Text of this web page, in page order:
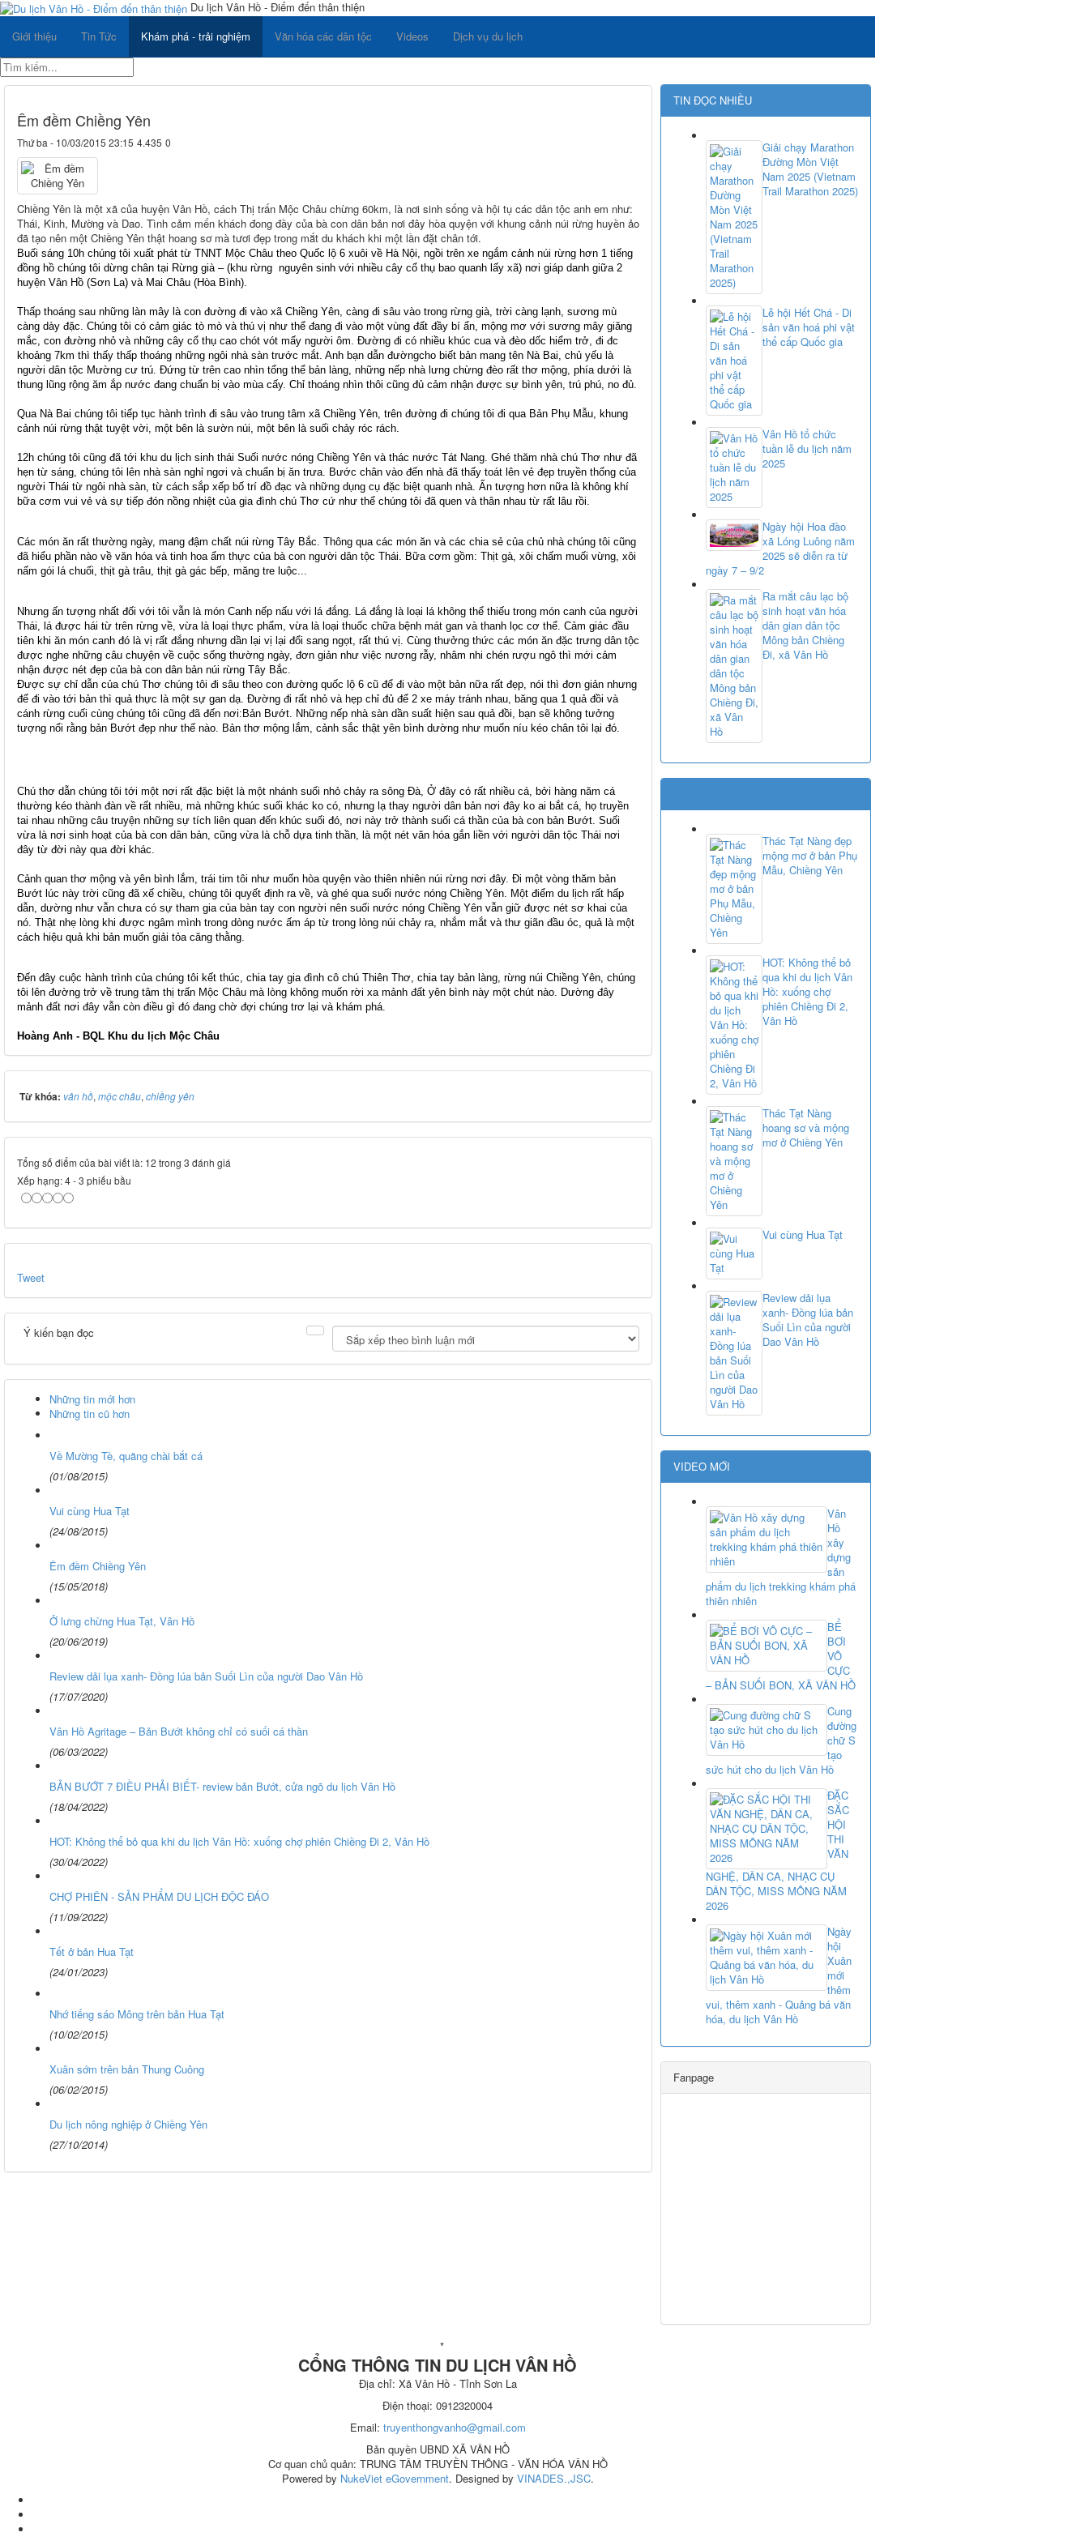
Du lịch Vân Hồ - Điểm đến thân thiện
Giới thiệu
Tin Tức Khám phá - trải nghiệm Văn hóa các dân tộc Videos Dịch vụ du lịch
Êm đềm Chiềng Yên
Thứ ba - 10/03/2015 23:15 4.435 0
Chiềng Yên là một xã của huyện Vân Hồ, cách Thị trấn Mộc Châu chừng 60km, là nơi sinh sống và hội tụ các dân tộc anh em như:
Thái, Kinh, Mường và Dao. Tình cảm mến khách đong đầy của bà con dân bản nơi đây hòa quyện với khung cảnh núi rừng huyền ảo
đã tạo nên một Chiềng Yên thật hoang sơ mà tươi đẹp trong mắt du khách khi một lần đặt chân tới.
Buối sáng 10h chúng tôi xuất phát từ TNNT Mộc Châu theo Quốc lộ 6 xuôi về Hà Nội, ngồi trên xe ngắm cảnh núi rừng hơn 1 tiếng
đồng hồ chúng tôi dừng chân tại Rừng già – (khu rừng nguyên sinh với nhiều cây cổ thụ bao quanh lấy xã) nơi giáp danh giữa 2
huyện Vân Hồ (Sơn La) và Mai Châu (Hòa Bình).
Thấp thoáng sau những làn mây là con đường đi vào xã Chiềng Yên, càng đi sâu vào trong rừng già, trời càng lạnh, sương mù
càng dày đặc. Chúng tôi có cảm giác tò mò và thú vị như thể đang đi vào một vùng đất đầy bí ẩn, mộng mơ với sương mây giăng
mắc, con đường nhỏ và những cây cổ thụ cao chót vót mấy người ôm. Đường đi có nhiều khúc cua và đèo dốc hiểm trở, đi đc
khoảng 7km thì thấy thấp thoáng những ngôi nhà sàn trước mắt. Anh bạn dẫn đườngcho biết bản mang tên Nà Bai, chủ yếu là
người dân tộc Mường cư trú. Đứng từ trên cao nhìn tổng thể bản làng, những nếp nhà lưng chừng đèo rất thơ mộng, phía dưới là
thung lũng rộng ăm ắp nước đang chuẩn bị vào mùa cấy. Chỉ thoáng nhìn thôi cũng đủ cảm nhận được sự bình yên, trú phú, no đủ.
Qua Nà Bai chúng tôi tiếp tục hành trình đi sâu vào trung tâm xã Chiềng Yên, trên đường đi chúng tôi đi qua Bản Phụ Mẫu, khung
cảnh núi rừng thật tuyệt vời, một bên là sườn núi, một bên là suối chảy róc rách.
12h chúng tôi cũng đã tới khu du lịch sinh thái Suối nước nóng Chiềng Yên và thác nước Tát Nang. Ghé thăm nhà chú Thơ như đã
hẹn từ sáng, chúng tôi lên nhà sàn nghỉ ngơi và chuẩn bị ăn trưa. Bước chân vào đến nhà đã thấy toát lên vẻ đẹp truyền thống của
người Thái từ ngôi nhà sàn, từ cách sắp xếp bố trí đồ đạc và những dụng cụ đặc biệt quanh nhà. Ấn tượng hơn nữa là không khí
bữa cơm vui vẻ và sự tiếp đón nồng nhiệt của gia đình chú Thơ cứ như thể chúng tôi đã quen và thân nhau từ rất lâu rồi.
Các món ăn rất thường ngày, mang đậm chất núi rừng Tây Bắc. Thông qua các món ăn và các chia sẻ của chủ nhà chúng tôi cũng
đã hiểu phần nào về văn hóa và tinh hoa ẩm thực của bà con người dân tộc Thái. Bữa cơm gồm: Thịt gà, xôi chấm muối vừng, xôi
nấm gói lá chuối, thịt gà trâu, thịt gà gác bếp, măng tre luộc...
Nhưng ấn tượng nhất đối với tôi vẫn là món Canh nếp nấu với lá đắng. Lá đắng là loại lá không thể thiếu trong món canh của người
Thái, lá được hái từ trên rừng về, vừa là loại thực phẩm, vừa là loại thuốc chữa bệnh mát gan và thanh lọc cơ thể. Cảm giác đầu
tiên khi ăn món canh đó là vị rất đắng nhưng dần lại vị lại đổi sang ngọt, rất thú vị. Cùng thưởng thức các món ăn đặc trưng dân tộc
được nghe những câu chuyện về cuộc sống thường ngày, đơn giản như việc nương rẫy, nhâm nhi chén rượu ngô thì mới cảm
nhận được nét đẹp của bà con dân bản núi rừng Tây Bắc.
Được sự chỉ dẫn của chú Thơ chúng tôi đi sâu theo con đường quốc lộ 6 cũ để đi vào một bản nữa rất đẹp, nói thì đơn giản nhưng
để đi vào tới bản thì quả thực là một sự gan dạ. Đường đi rất nhỏ và hẹp chỉ đủ để 2 xe máy tránh nhau, băng qua 1 quả đồi và
cánh rừng cuối cùng chúng tôi cũng đã đến nơi:Bản Bướt. Những nếp nhà sàn dần suất hiện sau quả đồi, bạn sẽ không tưởng
tượng nổi rằng bản Bướt đẹp như thế nào. Bản thơ mộng lắm, cảnh sắc thật yên bình dường như muốn níu kéo chân tôi lại đó.
Chú thơ dẫn chúng tôi tới một nơi rất đặc biệt là một nhánh suối nhỏ chảy ra sông Đà, Ở đây có rất nhiều cá, bởi hàng năm cá
thường kéo thành đàn về rất nhiều, mà những khúc suối khác ko có, nhưng lạ thay người dân bản nơi đây ko ai bắt cá, họ truyền
tai nhau những câu truyện những sự tích liên quan đến khúc suối đó, nơi này trở thành suối cá thần của bà con bản Bướt. Suối
vừa là nơi sinh hoạt của bà con dân bản, cũng vừa là chỗ dựa tinh thần, là một nét văn hóa gắn liền với người dân tộc Thái nơi
đây từ đời này qua đời khác.
Cảnh quan thơ mộng và yên bình lắm, trái tim tôi như muốn hòa quyện vào thiên nhiên núi rừng nơi đây. Đi một vòng thăm bản
Bướt lúc này trời cũng đã xế chiều, chúng tôi quyết định ra về, và ghé qua suối nước nóng Chiềng Yên. Một điểm du lịch rất hấp
dẫn, dường như vẫn chưa có sự tham gia của bàn tay con người nên suối nước nóng Chiềng Yên vẫn giữ được nét sơ khai của
nó. Thật nhẹ lòng khi được ngâm mình trong dòng nước ấm áp từ trong lòng núi chảy ra, nhắm mắt và thư giãn đầu óc, quả là một
cách hiệu quả khi bản muốn giải tỏa căng thằng.
Đến đây cuộc hành trình của chúng tôi kết thúc, chia tay gia đình cô chú Thiên Thơ, chia tay bản làng, rừng núi Chiềng Yên, chúng
tôi lên đường trở về trung tâm thị trấn Mộc Châu mà lòng không muốn rời xa mảnh đất yên bình này một chút nào. Dường đây
mảnh đất nơi đây vẫn còn điều gì đó đang chờ đợi chúng trơ lại và khám phá.
Hoàng Anh - BQL Khu du lịch Mộc Châu
Từ khóa: vân hồ, mộc châu, chiềng yên
Tổng số điểm của bài viết là: 12 trong 3 đánh giá
Xếp hạng:4-3 phiếu bầu
Tweet
Ý kiến bạn đọc
Những tin mới hơn
Những tin cũ hơn
Về Mường Tè, quăng chài bắt cá
(01/08/2015)
Vui cùng Hua Tạt
(24/08/2015)
Êm đềm Chiềng Yên
(15/05/2018)
Ở lưng chừng Hua Tạt, Vân Hồ
(20/06/2019)
Review dải lụa xanh- Đồng lúa bản Suối Lìn của người Dao Vân Hồ
(17/07/2020)
Vân Hồ Agritage – Bản Bướt không chỉ có suối cá thần
(06/03/2022)
BẢN BƯỚT 7 ĐIỀU PHẢI BIẾT- review bản Bướt, cửa ngõ du lịch Vân Hồ
(18/04/2022)
HOT: Không thể bỏ qua khi du lịch Vân Hồ: xuống chợ phiên Chiềng Đi 2, Vân Hồ
(30/04/2022)
CHỢ PHIÊN - SẢN PHẨM DU LỊCH ĐỘC ĐÁO
(11/09/2022)
Tết ở bản Hua Tạt
(24/01/2023)
Nhớ tiếng sáo Mông trên bản Hua Tạt
(10/02/2015)
Xuân sớm trên bản Thung Cuông
(06/02/2015)
Du lịch nông nghiệp ở Chiềng Yên
(27/10/2014)
TIN ĐỌC NHIỀU
Giải chạy Marathon
Đường Mòn Việt
Nam 2025 (Vietnam
Trail Marathon 2025)
Lễ hội Hết Chá - Di
sản văn hoá phi vật
thể cấp Quốc gia
Vân Hồ tổ chức
tuần lễ du lịch năm
2025
Ngày hội Hoa đào
xã Lóng Luông năm
2025 sẽ diễn ra từ
ngày 7 – 9/2
Ra mắt câu lạc bộ
sinh hoạt văn hóa
dân gian dân tộc
Mông bản Chiềng
Đi, xã Vân Hồ
Thác Tạt Nàng đẹp
mộng mơ ở bản Phụ
Mẫu, Chiềng Yên
HOT: Không thể bỏ
qua khi du lịch Vân
Hồ: xuống chợ
phiên Chiềng Đi 2,
Vân Hồ
Thác Tạt Nàng
hoang sơ và mộng
mơ ở Chiềng Yên
Vui cùng Hua Tạt
Review dải lụa
xanh- Đồng lúa bản
Suối Lìn của người
Dao Vân Hồ
VIDEO MỚI
Vân
Hồ
xây
dựng
sản
phẩm du lịch trekking khám phá
thiên nhiên
BỂ
BƠI
VÔ
CỰC
– BẢN SUỐI BON, XÃ VÂN HỒ
Cung
đường
chữ S
tạo
sức hút cho du lịch Vân Hồ
ĐẶC
SẮC
HỘI
THI
VĂN
NGHỆ, DÂN CA, NHẠC CỤ
DÂN TỘC, MISS MÔNG NĂM
2026
Ngày
hội
Xuân
mới
thêm
vui, thêm xanh - Quảng bá văn
hóa, du lịch Vân Hồ
Fanpage
*
CỔNG THÔNG TIN DU LỊCH VÂN HỒ
Địa chỉ: Xã Vân Hồ - Tỉnh Sơn La
Điện thoại: 0912320004
Email: truyenthongvanho@gmail.com
Bản quyền UBND XÃ VÂN HỒ
Cơ quan chủ quản: TRUNG TÂM TRUYỀN THÔNG - VĂN HÓA VÂN HỒ
Powered by NukeViet eGovernment. Designed by VINADES.,JSC.